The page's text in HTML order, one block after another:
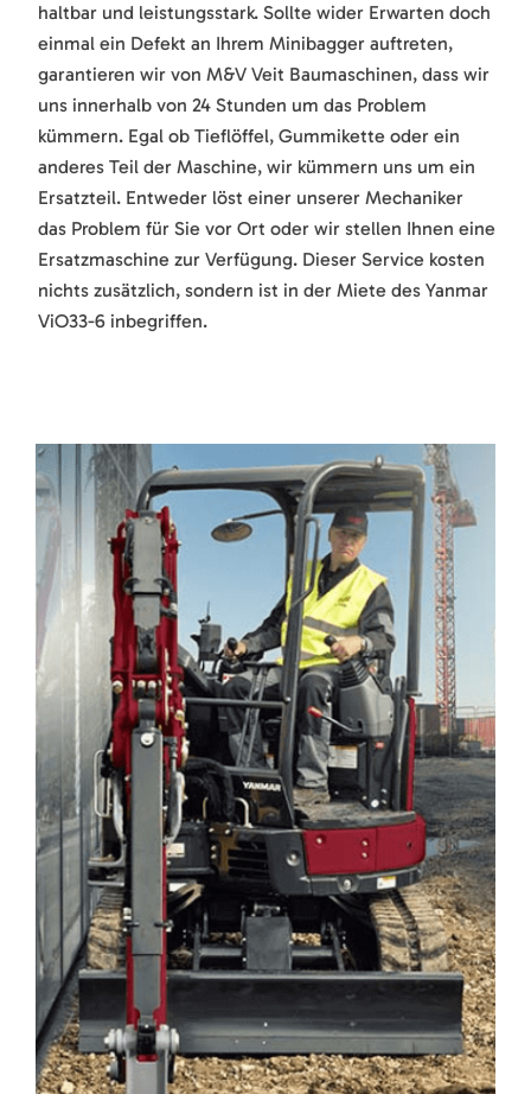
haltbar und leistungsstark. Sollte wider Erwarten doch
einmal ein Defekt an Ihrem Minibagger auftreten,
garantieren wir von M&V Veit Baumaschinen, dass wir
uns innerhalb von 24 Stunden um das Problem
kümmern. Egal ob Tieflöffel, Gummikette oder ein
anderes Teil der Maschine, wir kümmern uns um ein
Ersatzteil. Entweder löst einer unserer Mechaniker
das Problem für Sie vor Ort oder wir stellen Ihnen eine
Ersatzmaschine zur Verfügung. Dieser Service kosten
nichts zusätzlich, sondern ist in der Miete des Yanmar
ViO33-6 inbegriffen.